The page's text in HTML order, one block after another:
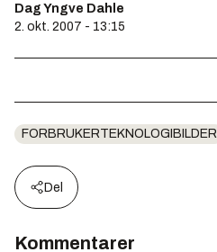
Dag Yngve Dahle
2. okt. 2007 - 13:15
FORBRUKERTEKNOLOGIBILDER
Del
Kommentarer